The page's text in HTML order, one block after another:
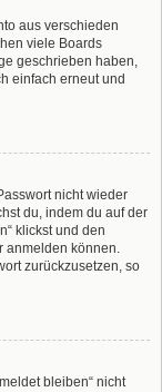
aus verschieden
viele Boards
geschrieben haben,
einfach erneut und
nicht wieder
du, indem du auf der
klickst und den
anmelden können.
zurückzusetzen, so
bleiben“ nicht